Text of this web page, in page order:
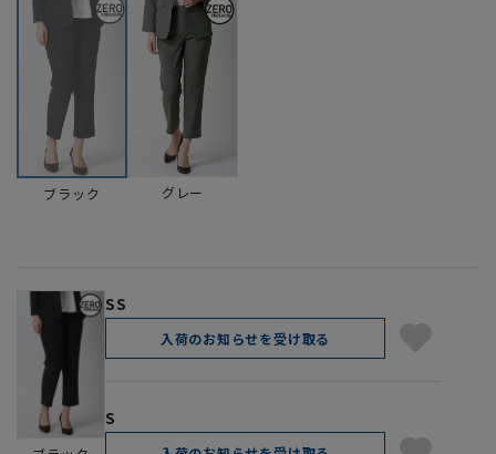
ブラック グレー
SS
入荷のお知らせを受け取る
S